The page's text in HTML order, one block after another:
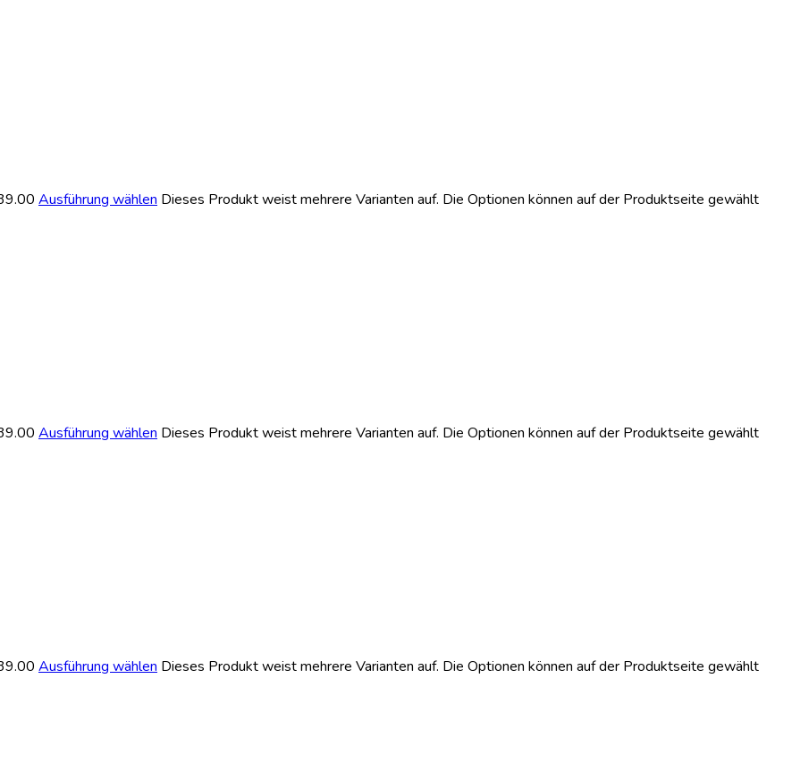
Ausführung wählen Dieses Produkt weist mehrere Varianten auf. Die Optionen können auf der Produktseite gewählt
Ausführung wählen Dieses Produkt weist mehrere Varianten auf. Die Optionen können auf der Produktseite gewählt
Ausführung wählen Dieses Produkt weist mehrere Varianten auf. Die Optionen können auf der Produktseite gewählt